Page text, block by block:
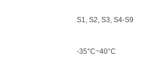
S1, S2, S3, S4-S9
-35°C~40°C